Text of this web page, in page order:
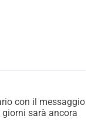
con il messaggio
sarà ancora